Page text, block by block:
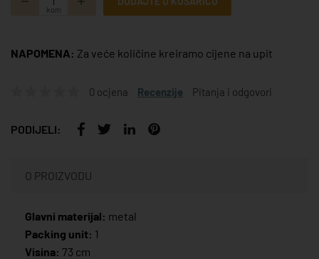
kom
NAPOMENA: Za veće količine kreiramo cijene na upit
0 ocjena Recenzije Pitanja i odgovori
PODIJELI:
O PROIZVODU
Glavni materijal: metal
Packing unit: 1
Visina: 73 cm